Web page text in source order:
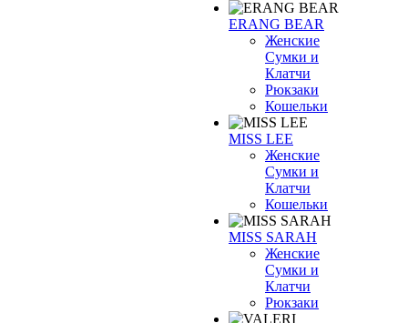
ERANG BEAR
Женские
Сумки и
Клатчи
Рюкзаки
Кошельки
MISS LEE
Женские
Сумки и
Клатчи
Кошельки
MISS SARAH
Женские
Сумки и
Клатчи
Рюкзаки